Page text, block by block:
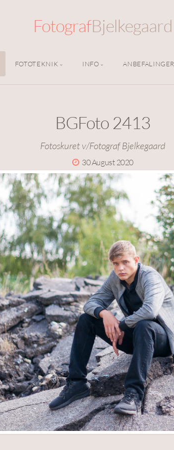
FotografBjelkegaard
FOTOTEKNIK INFO ANBEFALINGER
BGFoto 2413
Fotoskuret v/Fotograf Bjelkegaard
30 August 2020